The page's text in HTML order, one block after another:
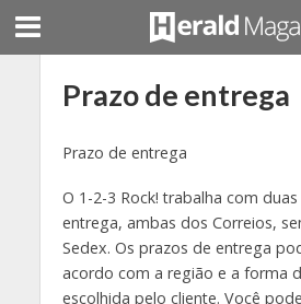
Prazo de entrega
Prazo de entrega
O 1-2-3 Rock! trabalha com
entrega, ambas dos Correios,
Sedex. Os prazos de entrega
acordo com a região e a forma
escolhida pelo cliente. Você